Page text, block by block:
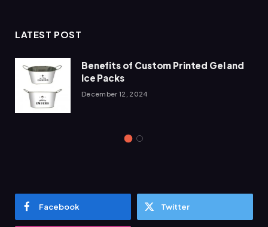
LATEST POST
Benefits of Custom Printed Gel and
Ice Packs
December 12, 2024
Facebook Twitter